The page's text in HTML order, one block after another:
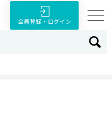
会員登録・ログイン